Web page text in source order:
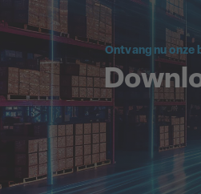
Ontvang nu onze